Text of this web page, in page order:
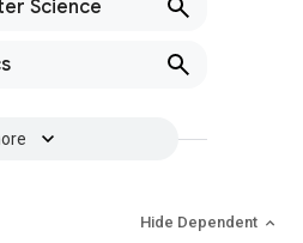
Science
Hide Dependent